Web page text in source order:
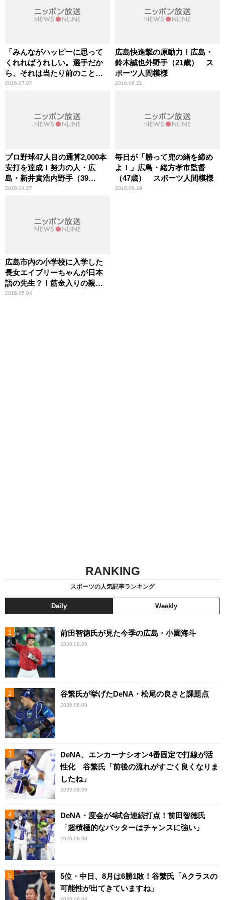
「みんながハッピーに思って
くれればうれしい。選手だか
ら、それは当たり前のこと
だ。」広島・黒田博樹投手
2016.07.07
広島快進撃の原動力！広島・
鈴木誠也外野手（21歳） ス
ポーツ人間模様
2016.06.21
プロ野球47人目の通算2,000本
安打を達成！努力の人・広
島・新井貴浩内野手（39
歳） スポーツ人間模様
2016.04.27
毎日が「勝って兜の緒を締め
よ！」広島・緒方孝市監督
（47歳） スポーツ人間模様
2016.06.29
広島市内の小学校に入学した
長女エイブリーちゃんが日本
語の先生？！筋金入りの親日
家 広島・ブラッド・エルド
2016.05.04
RANKING
スポーツの人気記事ランキング
Daily Weekly
前田智徳氏が見た今季の広島・小園海斗
2026.08.09
谷繁氏が挙げたDeNA・松尾の良さと課題点
2026.08.09
DeNA、エンカーナシオン4番固定で打線が活
性化 谷繁氏「前後の流れがすごく良くなりま
したね」
2026.08.09
DeNA・度会が4試合連続打点！前田智徳氏
「超積極的なバッターはチャンスに強い」
2026.08.08
5位・中日、8月は6勝1敗！谷繁氏「Aクラスの
可能性が出てきていますね」